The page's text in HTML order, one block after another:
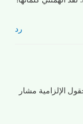
رد
الإلزامية مشار